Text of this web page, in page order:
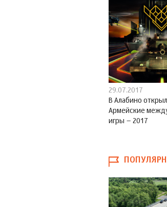
29.07.2017
В Алабино
Армейские
игры – 2017